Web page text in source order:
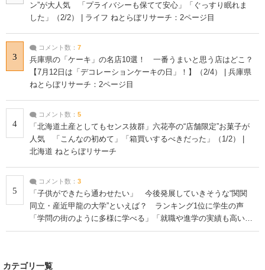
ン”が大人気 「プライバシーも保てて安心」「ぐっすり眠れま
した」（2/2） | ライフ ねとらぼリサーチ：2ページ目
3
コメント数： 7
兵庫県の「ケーキ」の名店10選！ 一番うまいと思う店はどこ？
【7月12日は「デコレーションケーキの日」！】（2/4） | 兵庫県
ねとらぼリサーチ：2ページ目
4
コメント数： 5
「北海道土産としてもセンス抜群」六花亭の“店舗限定”お菓子が
人気 「こんなの初めて」「箱買いするべきだった」（1/2） |
北海道 ねとらぼリサーチ
5
コメント数： 3
「子供ができたら通わせたい」 今後発展していきそうな“関関
同立・産近甲龍の大学”といえば？ ランキング1位に学生の声
「学問の街のように多様に学べる」「就職や進学の実績も高い」
| 大学 ねとらぼリサーチ
カテゴリ一覧